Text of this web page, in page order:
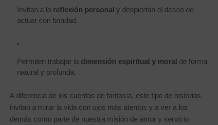
Invitan a la reflexión personal y despiertan el deseo de
actuar con bondad.
Permiten trabajar la dimensión espiritual y moral de forma
natural y profunda.
A diferencia de los cuentos de fantasía, este tipo de historias
invitan a mirar la vida con ojos más atentos y a ver a los
demás como parte de nuestra misión de amor y servicio.